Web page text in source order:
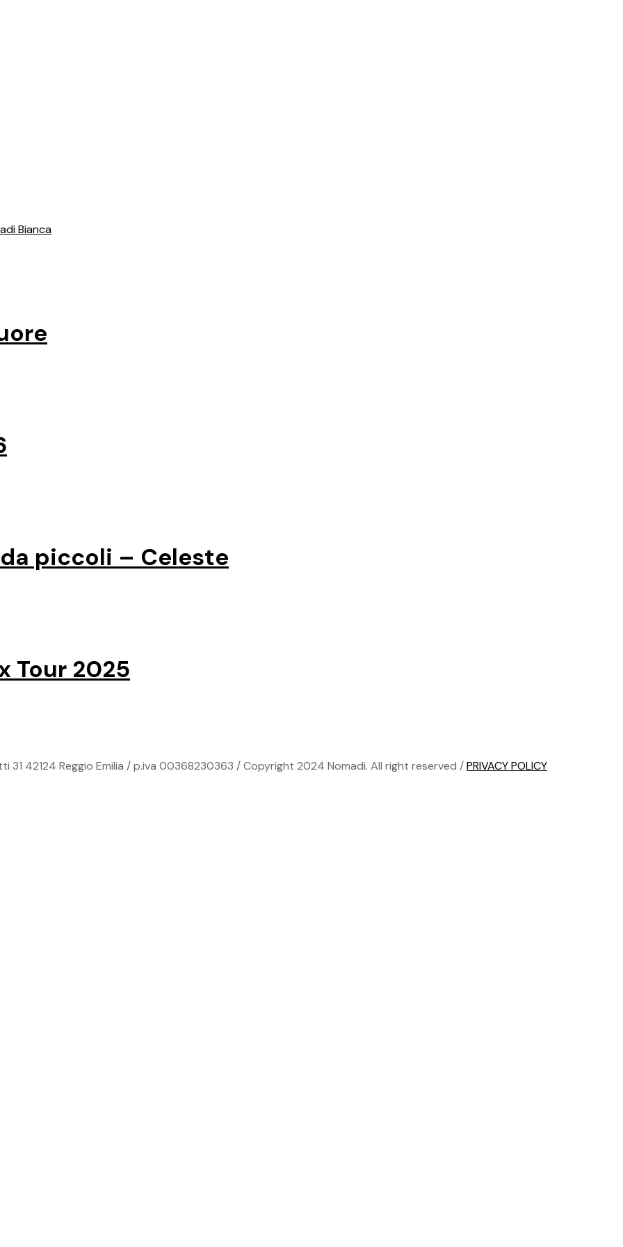
Bianca
piccoli – Celeste
Tour 2025
31 42124 Reggio Emilia / p.iva 00368230363 / Copyright 2024 Nomadi. All right reserved /PRIVACY POLICY